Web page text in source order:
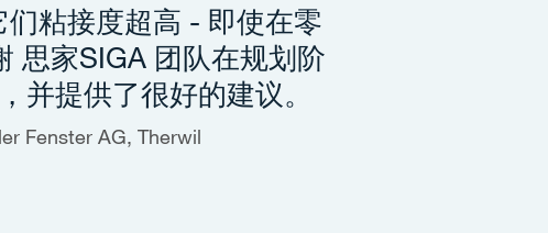
粘接度超高 - 即使在零
思家SIGA 团队在规划阶
并提供了很好的建议。
Fenster AG, Therwil